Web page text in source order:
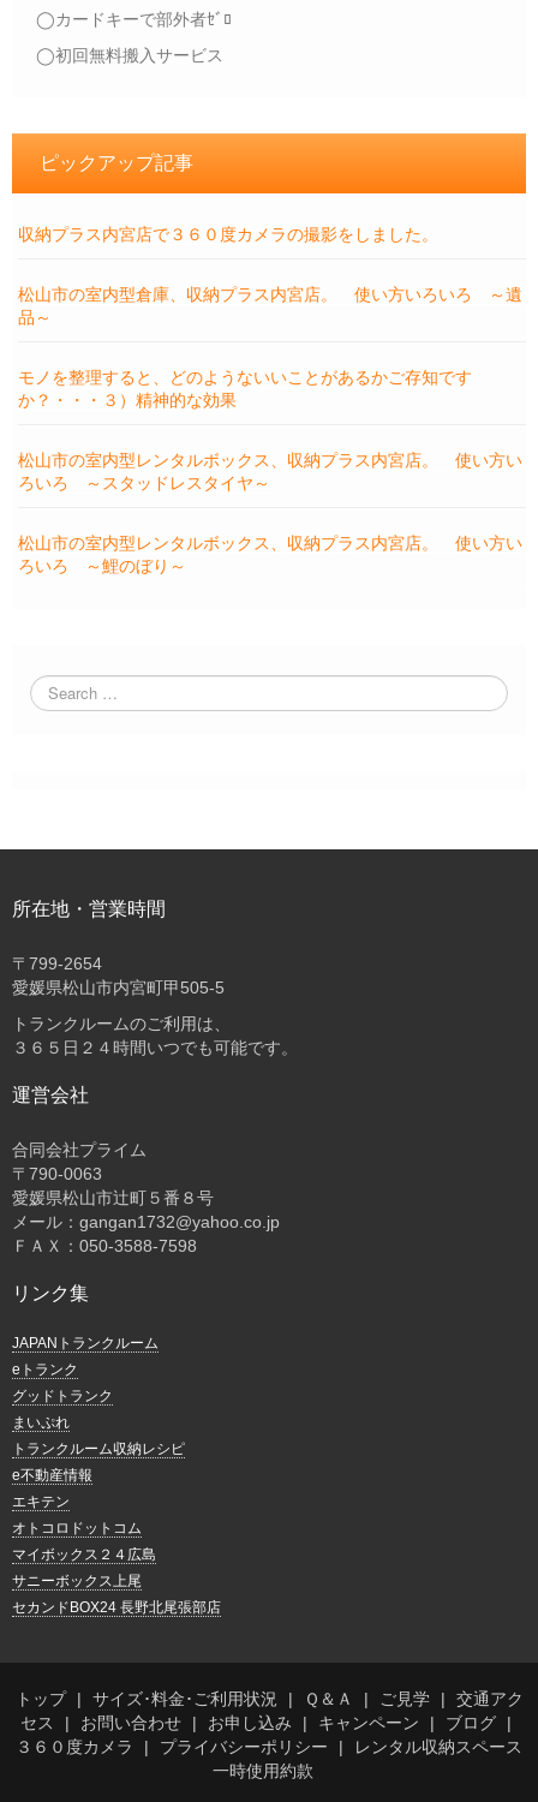
◯カードキーで部外者ｾﾞﾛ
◯初回無料搬入サービス
ピックアップ記事
収納プラス内宮店で３６０度カメラの撮影をしました。
松山市の室内型倉庫、収納プラス内宮店。 使い方いろいろ ～遺
品～
モノを整理すると、どのようないいことがあるかご存知です
か？・・・３）精神的な効果
松山市の室内型レンタルボックス、収納プラス内宮店。 使い方い
ろいろ ～スタッドレスタイヤ～
松山市の室内型レンタルボックス、収納プラス内宮店。 使い方い
ろいろ ～鯉のぼり～
所在地・営業時間
〒 799-2654
愛媛県松山市内宮町甲505-5
トランクルームのご利用は、
３６５日２４時間いつでも可能です。
運営会社
合同会社プライム
〒 790-0063
愛媛県松山市辻町５番８号
メール：gangan1732@yahoo.co.jp
ＦＡＸ：050-3588-7598
リンク集
JAPANトランクルーム
eトランク
グッドトランク
まいぷれ
トランクルーム収納レシピ
e不動産情報
エキテン
オトコロドットコム
マイボックス２４広島
サニーボックス上尾
セカンドBOX24 長野北尾張部店
トップ サイズ･料金･ご利用状況 Ｑ＆Ａ ご見学
交通アク
セス
お問い合わせ お申し込み キャンペーン
ブログ
３６０度カメラ
プライバシーポリシー
レンタル収納スペース
一時使用約款